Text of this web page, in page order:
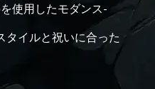
使用したモダンス-
イルと祝いに合った